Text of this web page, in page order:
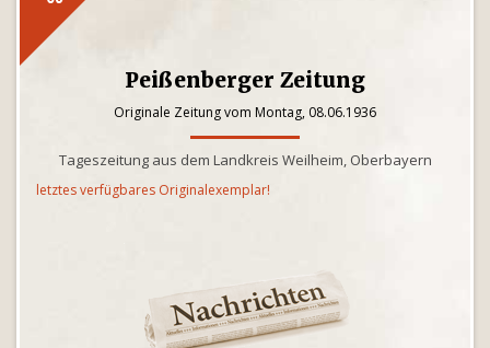
Peißenberger Zeitung
Originale Zeitung vom Montag, 08.06.1936
Tageszeitung aus dem Landkreis Weilheim, Oberbayern
letztes verfügbares Originalexemplar!